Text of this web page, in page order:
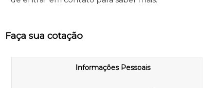
Faça sua cotação
Informações Pessoais